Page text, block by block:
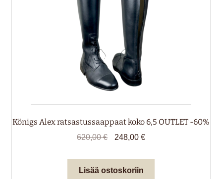
Königs Alex ratsastussaappaat koko 6,5 OUTLET -60%
620,00€
Alkuperäinen
oli:
620,00 €.
248,00 €Nykyinen
on:
Lisää ostoskoriin